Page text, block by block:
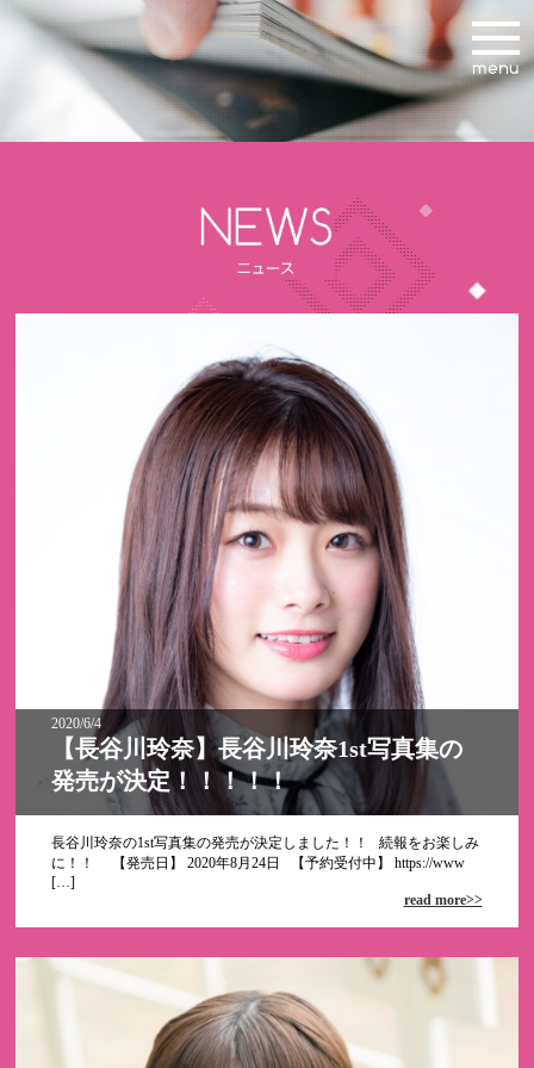
2020/6/4
【長谷川玲奈】長谷川玲奈1st写真集の
発売が決定！！！！！
長谷川玲奈の1st写真集の発売が決定しました！！ 続報をお楽しみ
に！！ 【発売日】 2020年8月24日 【予約受付中】 https://www
[…]
read more>>